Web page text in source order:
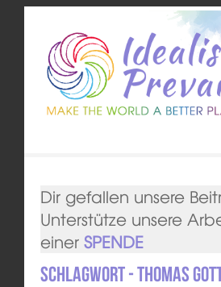
Dir gefallen unsere
Unterstütze unsere
einer SPENDE
Schlagwort - Thomas